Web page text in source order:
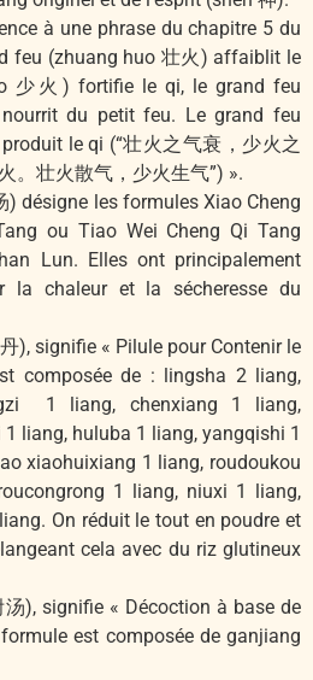
à une phrase du chapitre 5 du
feu (zhuang huo 壮火) affaiblit le
少火) fortifie le qi, le grand feu
du petit feu. Le grand feu
le qi (“壮火之气衰，少火之
。壮火散气，少火生气”) ».
) désigne les formules Xiao Cheng
ou Tiao Wei Cheng Qi Tang
Lun. Elles ont principalement
la chaleur et la sécheresse du
), signifie « Pilule pour Contenir le
composée de : lingsha 2 liang,
1 liang, chenxiang 1 liang,
liang, huluba 1 liang, yangqishi 1
xiaohuixiang 1 liang, roudoukou
1 liang, niuxi 1 liang,
On réduit le tout en poudre et
cela avec du riz glutineux
), signifie « Décoction à base de
est composée de ganjiang